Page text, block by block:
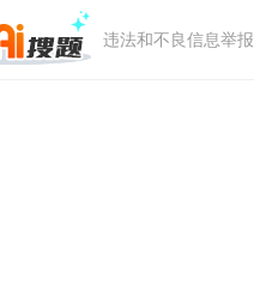
违法和不良信息举报